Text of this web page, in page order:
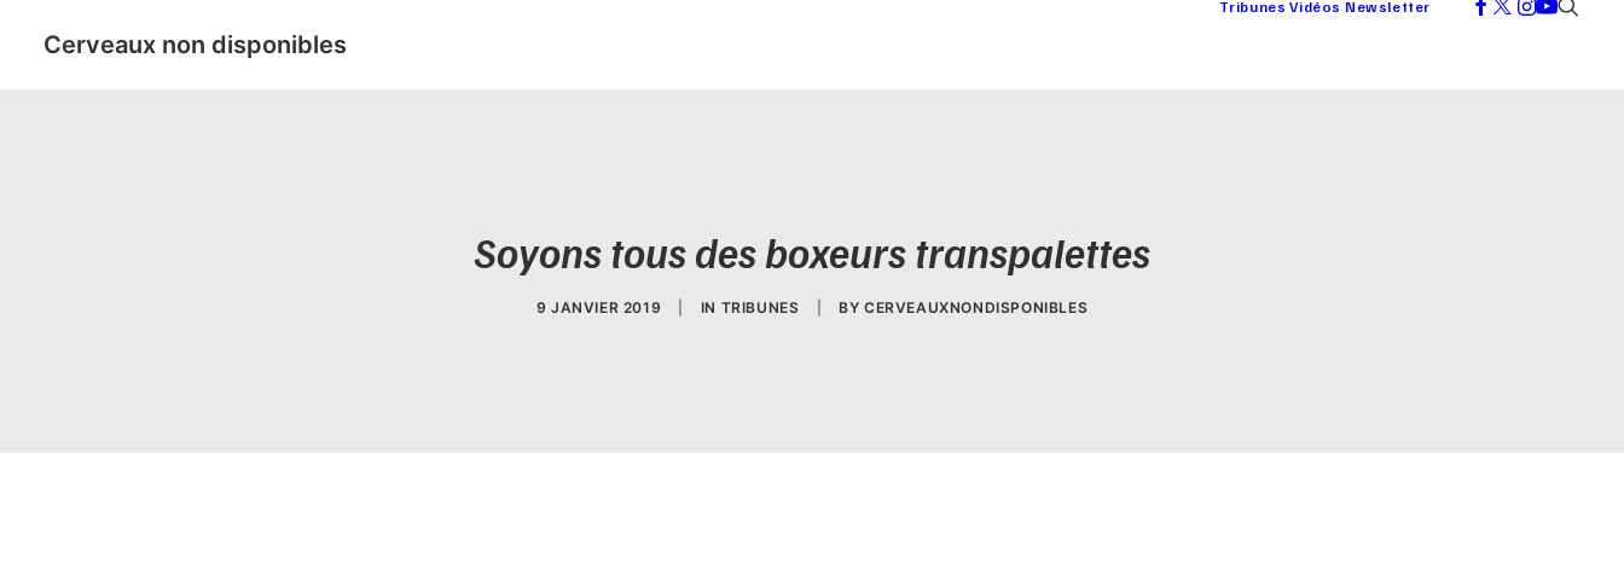
Cerveaux non disponibles
Tribunes Vidéos Newsletter
Soyons tous des boxeurs transpalettes
9 JANVIER 2019 IN TRIBUNES BY CERVEAUXNONDISPONIBLES